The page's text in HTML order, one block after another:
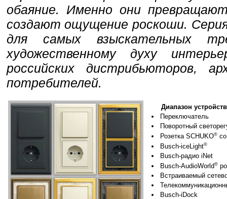
обаяние. Именно они
создают ощущение роскоши.
для самых взыскательных
художественному духу
российских дистрибьюторов,
потребителей.
Диапазон
Переключатель
Поворотный
Розетка SCHUKO®
Busch-iceLight®
Busch-радио iNet
Busch-AudioWorld®
Встраиваемый
Busch-iDock